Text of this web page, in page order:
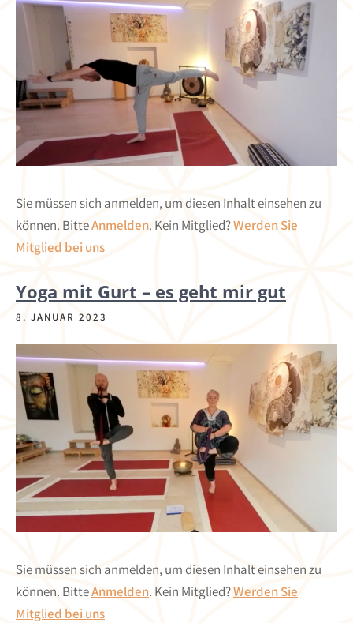
Sie müssen sich anmelden, um diesen Inhalt einsehen zu
können. BitteAnmelden. Kein Mitglied?Werden Sie
Mitglied bei uns
Yoga mit Gurt – es geht mir gut
8. JANUAR 2023
Sie müssen sich anmelden, um diesen Inhalt einsehen zu
können. BitteAnmelden. Kein Mitglied?Werden Sie
Mitglied bei uns